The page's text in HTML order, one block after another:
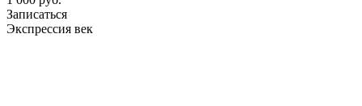
Записаться
Экспрессия век